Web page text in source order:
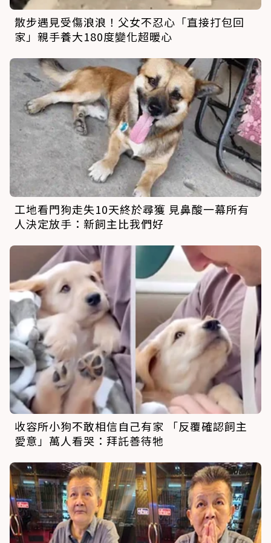
散步遇見受傷浪浪！父女不忍心「直接打包回
家」親手養大180度變化超暖心
工地看門狗走失10天終於尋獲 見鼻酸一幕所有
人決定放手：新飼主比我們好
收容所小狗不敢相信自己有家 「反覆確認飼主
愛意」萬人看哭：拜託善待牠